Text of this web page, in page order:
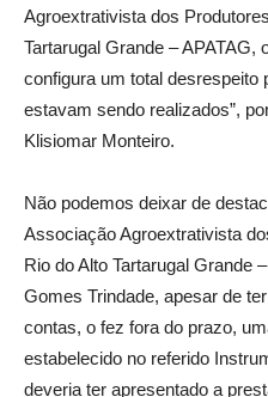
Agroextrativista dos
Tartarugal Grande – APATAG,
configura um total
estavam sendo realizados”,
Klisiomar Monteiro.
Não podemos deixar de
Associação Agroextrativista
Rio do Alto Tartarugal Grande
Gomes Trindade, apesar de
contas, o fez fora do prazo,
estabelecido no referido
deveria ter apresentado a